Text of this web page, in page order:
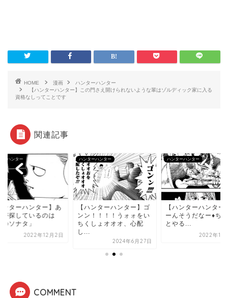
HOME 漫画
ハンターハンター
【ハンターハンター】この門さえ開けられないような輩はゾルディック家に入る
資格なしってことです
関連記事
ーハンター
ンターハンター】あ
が探しているのは
ソナタ」
2022年12月2日
ハンターハンター
【ハンターハンター】ゴ
ンン！！！！うォォをい
ちくしょオオオ、心配
し...
2024年6月27日
ハンターハンター
【ハンターハンター
ーんそうだなー♦︎ち
とやる...
2022年11
COMMENT